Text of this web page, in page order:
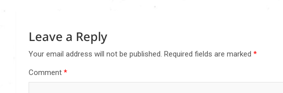
Leave a Reply
Your email address will not be published. Required fields are marked *
Comment *